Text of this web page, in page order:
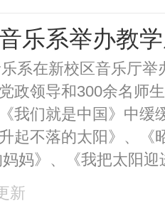
乐系举办教
在新校区音乐厅举
党政领导和300余
我们就是中国》中缓
起不落的太阳》、《
妈》、《我把太阳迎
新